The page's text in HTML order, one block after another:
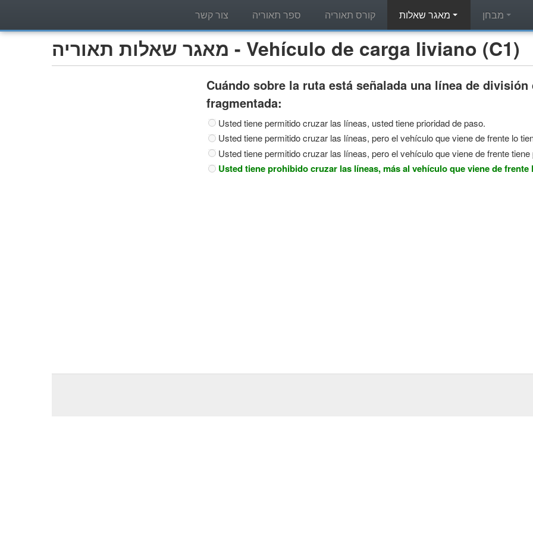
קורס תאוריה ספר תאוריה צור קשר
מאגר שאלות תאוריה - Vehículo de carga liviano (C1)
Cuándo sobre la ruta está señalada una línea de
fragmentada:
Usted tiene permitido cruzar las líneas, usted tiene prioridad de paso.
Usted tiene permitido cruzar las líneas, pero el vehículo que viene de frente lo
Usted tiene permitido cruzar las líneas, pero el vehículo que viene de frente tiene
Usted tiene prohibido cruzar las líneas, más al vehículo que viene de